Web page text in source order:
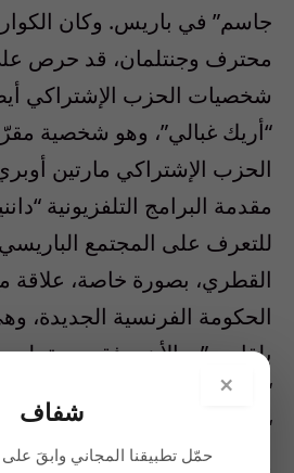
جاسم” في باريس. وكان
محترف وجنتلمان، قد حرص
شخصيات الحزب الإشتراكي
“أريك غبالي”، وهو شخصية
الحزب الإشتراكي مارتين
مقدمة البرامج التلفزيونية
للتعرف على المجتمع
القطري، بصورة خاصة، علاقة
الحكومة الفرنسية الجديدة،
بلقاسم”. والأهم، فقد سبق
“برتران دولانويه”، والمرشحة
“سيغولين رويال”، و”جاك لانغ”
×
شفاف
حمّل تطبيقنا المجاني وابقَ على